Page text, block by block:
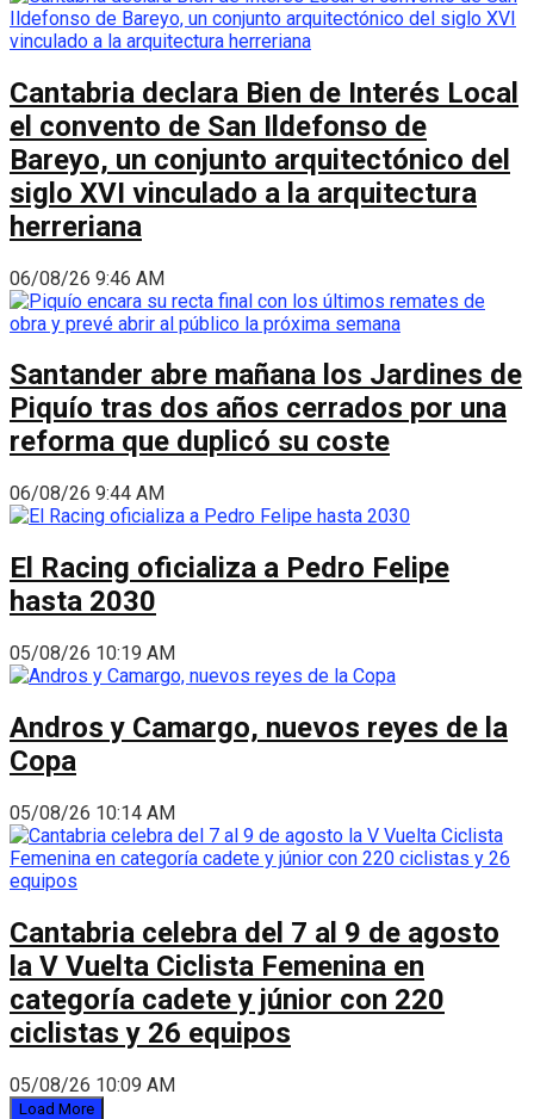
Cantabria declara Bien de Interés Local
el convento de San Ildefonso de
Bareyo, un conjunto arquitectónico del
siglo XVI vinculado a la arquitectura
herreriana
06/08/26 9:46 AM
Santander abre mañana los Jardines de
Piquío tras dos años cerrados por una
reforma que duplicó su coste
06/08/26 9:44 AM
El Racing oficializa a Pedro Felipe
hasta 2030
05/08/26 10:19 AM
Andros y Camargo, nuevos reyes de la
Copa
05/08/26 10:14 AM
Cantabria celebra del 7 al 9 de agosto
la V Vuelta Ciclista Femenina en
categoría cadete y júnior con 220
ciclistas y 26 equipos
05/08/26 10:09 AM
Load More